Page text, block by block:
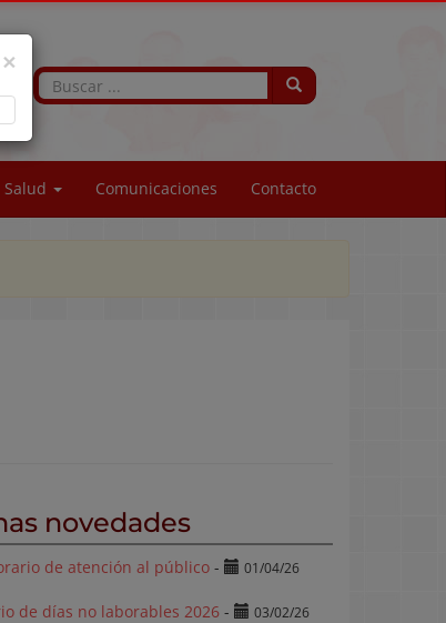
Salud Comunicaciones Contacto
novedades
de atención al público - 01/04/26
de días no laborables 2026 - 03/02/26
×